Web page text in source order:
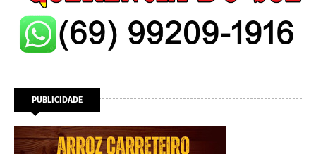
PUBLICIDADE